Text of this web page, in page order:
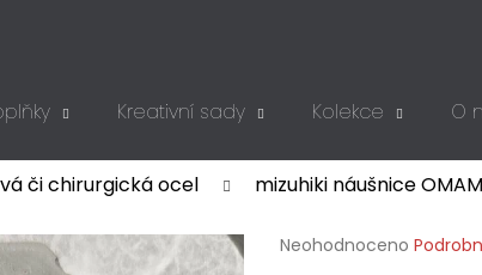
Kreativní sady Kolekce O
či chirurgická ocel mizuhiki náušnice
Průměrné
Neohodnoceno
Co potřebujete najít?